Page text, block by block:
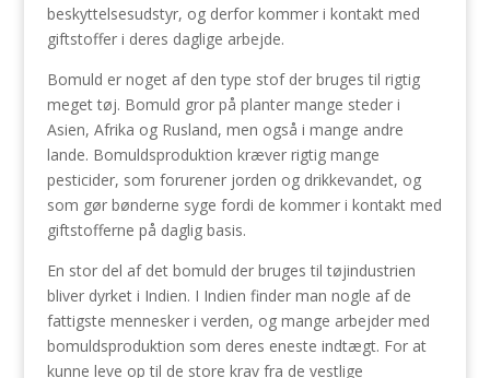
beskyttelsesudstyr, og derfor kommer i kontakt med
giftstoffer i deres daglige arbejde.
Bomuld er noget af den type stof der bruges til rigtig
meget tøj. Bomuld gror på planter mange steder i
Asien, Afrika og Rusland, men også i mange andre
lande. Bomuldsproduktion kræver rigtig mange
pesticider, som forurener jorden og drikkevandet, og
som gør bønderne syge fordi de kommer i kontakt med
giftstofferne på daglig basis.
En stor del af det bomuld der bruges til tøjindustrien
bliver dyrket i Indien. I Indien finder man nogle af de
fattigste mennesker i verden, og mange arbejder med
bomuldsproduktion som deres eneste indtægt. For at
kunne leve op til de store krav fra de vestlige